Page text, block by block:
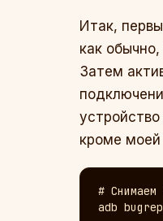
Итак,
как
Затем
кроме моей
# Снимаем
adb